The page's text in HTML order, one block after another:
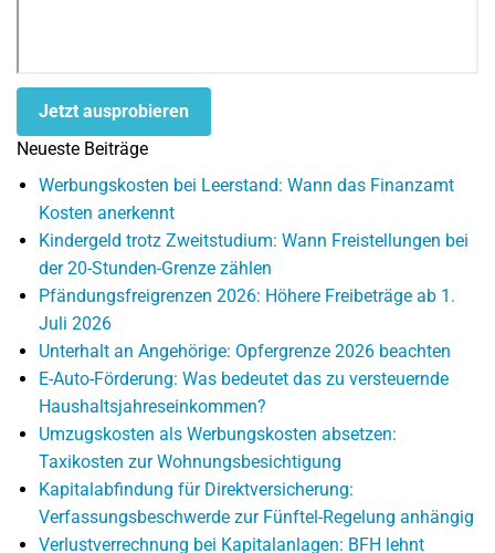
Jetzt ausprobieren
Neueste Beiträge
Werbungskosten bei Leerstand: Wann das Finanzamt
Kosten anerkennt
Kindergeld trotz Zweitstudium: Wann Freistellungen bei
der 20-Stunden-Grenze zählen
Pfändungsfreigrenzen 2026: Höhere Freibeträge ab 1.
Juli 2026
Unterhalt an Angehörige: Opfergrenze 2026 beachten
E-Auto-Förderung: Was bedeutet das zu versteuernde
Haushaltsjahreseinkommen?
Umzugskosten als Werbungskosten absetzen:
Taxikosten zur Wohnungsbesichtigung
Kapitalabfindung für Direktversicherung:
Verfassungsbeschwerde zur Fünftel-Regelung anhängig
Verlustverrechnung bei Kapitalanlagen: BFH lehnt